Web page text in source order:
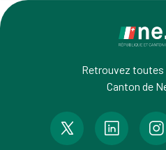
Retrouvez toutes
Canton de